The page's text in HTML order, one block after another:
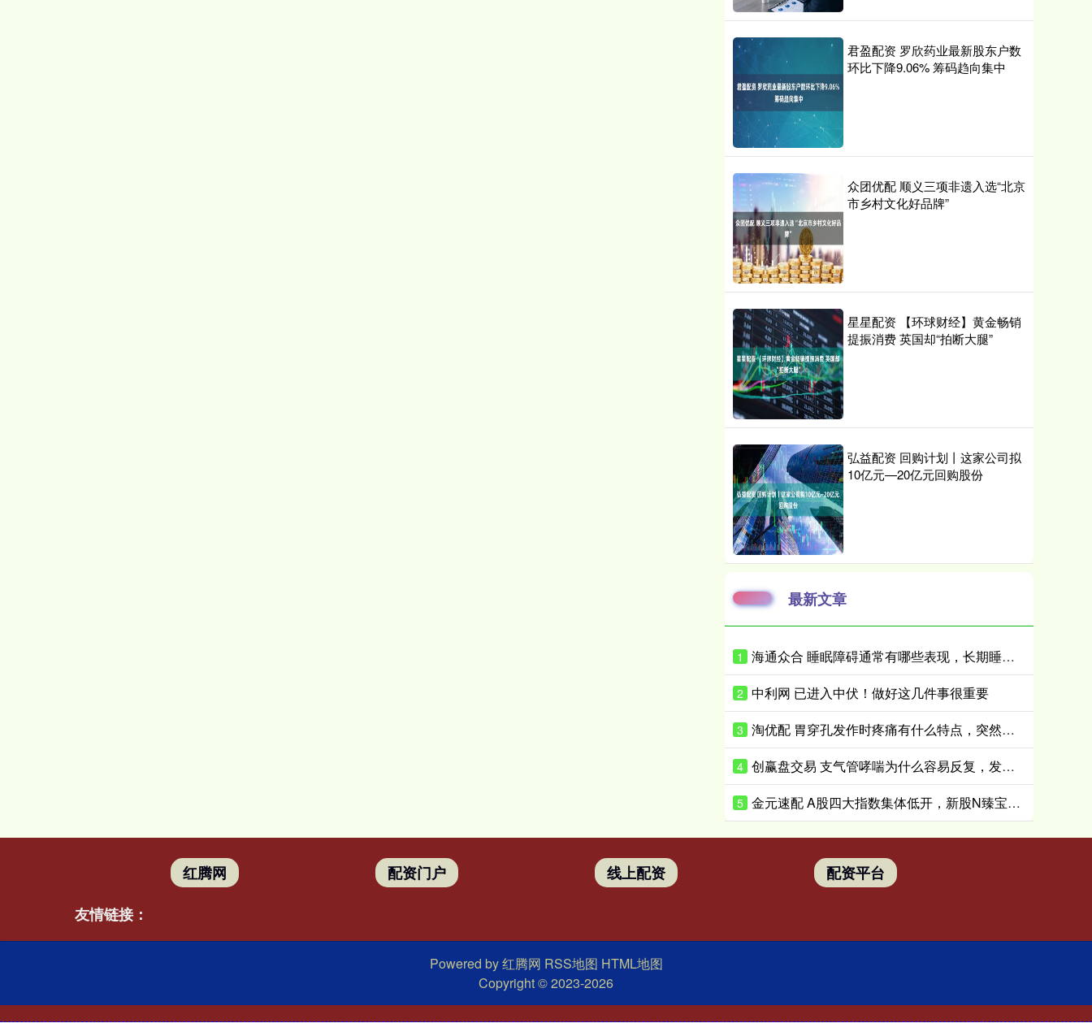
君盈配资 罗欣药业最新股东户数
环比下降9.06% 筹码趋向集中
众团优配 顺义三项非遗入选“北京
市乡村文化好品牌”
星星配资 【环球财经】黄金畅销
提振消费 英国却“拍断大腿”
弘益配资 回购计划丨这家公司拟
10亿元—20亿元回购股份
最新文章
1 海通众合 睡眠障碍通常有哪些表现，长期睡不好会带来什么影响
2 中利网 已进入中伏！做好这几件事很重要
3 淘优配 胃穿孔发作时疼痛有什么特点，突然剧烈腹痛应如何紧急处理
4 创赢盘交易 支气管哮喘为什么容易反复，发作前有哪些预警表现
5 金元速配 A股四大指数集体低开，新股N臻宝高开超900%
红腾网 配资门户 线上配资
配资平台
友情链接：
Powered by红腾网 RSS地图 HTML地图
Copyright© 2023-2026